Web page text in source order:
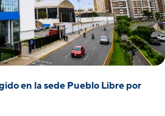
en la sede Pueblo Libre por